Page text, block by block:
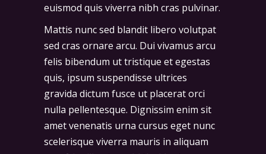
euismod quis viverra nibh cras pulvinar.
Mattis nunc sed blandit libero volutpat
sed cras ornare arcu. Dui vivamus arcu
felis bibendum ut tristique et egestas
quis, ipsum suspendisse ultrices
gravida dictum fusce ut placerat orci
nulla pellentesque. Dignissim enim sit
amet venenatis urna cursus eget nunc
scelerisque viverra mauris in aliquam